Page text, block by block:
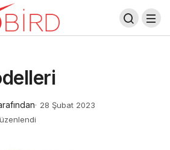
28 Şubat 2023